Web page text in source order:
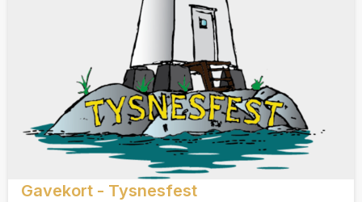
Gavekort - Tysnesfest